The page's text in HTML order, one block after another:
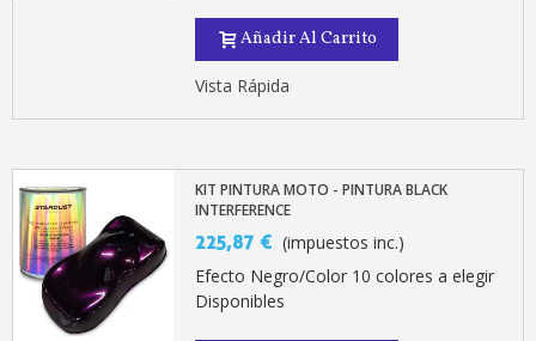
Añadir Al Carrito
Vista Rápida
KIT PINTURA MOTO - PINTURA BLACK
INTERFERENCE
225,87 € (impuestos inc.)
Efecto Negro/Color 10 colores a elegir
Disponibles